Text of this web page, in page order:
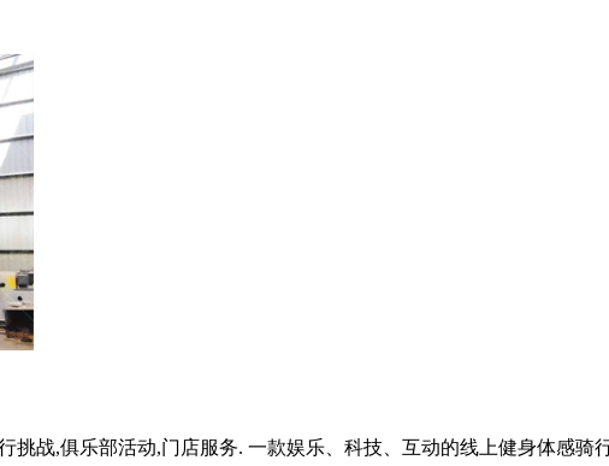
挑战,俱乐部活动,门店服务. 一款娱乐、科技、互动的线上健身体感骑